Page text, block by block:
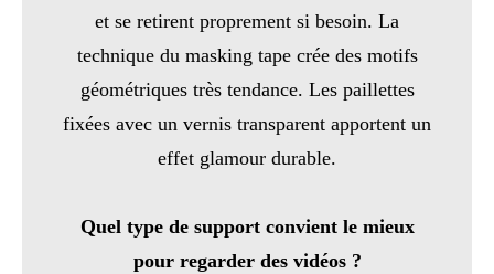
et se retirent proprement si besoin. La
technique du masking tape crée des motifs
géométriques très tendance. Les paillettes
fixées avec un vernis transparent apportent un
effet glamour durable.
Quel type de support convient le mieux
pour regarder des vidéos ?